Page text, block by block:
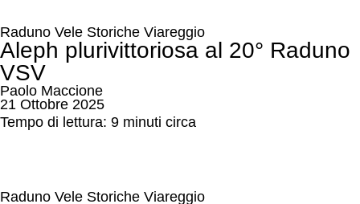
Raduno Vele Storiche Viareggio
Aleph plurivittoriosa al 20° Raduno
VSV
Paolo Maccione
21 Ottobre 2025
Tempo di lettura: 9 minuti circa
Raduno Vele Storiche Viareggio